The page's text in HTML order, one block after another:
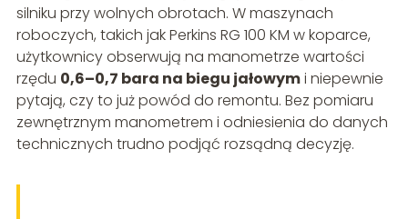
silniku przy wolnych obrotach. W maszynach
roboczych, takich jak Perkins RG 100 KM w koparce,
użytkownicy obserwują na manometrze wartości
rzędu 0,6–0,7 bara na biegu jałowymi niepewnie
pytają, czy to już powód do remontu. Bez pomiaru
zewnętrznym manometrem i odniesienia do danych
technicznych trudno podjąć rozsądną decyzję.